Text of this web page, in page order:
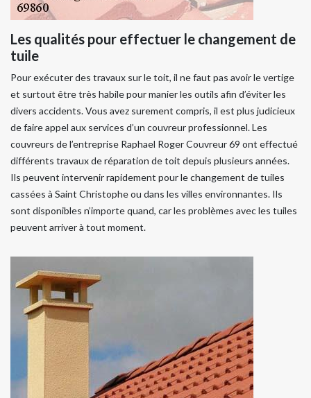
Les qualités pour effectuer le changement de
tuile
Pour exécuter des travaux sur le toit, il ne faut pas avoir le vertige
et surtout être très habile pour manier les outils afin d’éviter les
divers accidents. Vous avez surement compris, il est plus judicieux
de faire appel aux services d’un couvreur professionnel. Les
couvreurs de l’entreprise Raphael Roger Couvreur 69 ont effectué
différents travaux de réparation de toit depuis plusieurs années.
Ils peuvent intervenir rapidement pour le changement de tuiles
cassées à Saint Christophe ou dans les villes environnantes. Ils
sont disponibles n’importe quand, car les problèmes avec les tuiles
peuvent arriver à tout moment.